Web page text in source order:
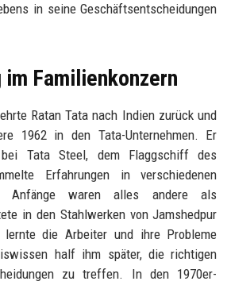
in seine Geschäftsentscheidungen
Familienkonzern
Ratan Tata nach Indien zurück und
1962 in den Tata-Unternehmen. Er
Tata Steel, dem Flaggschiff des
Erfahrungen in verschiedenen
Anfänge waren alles andere als
in den Stahlwerken von Jamshedpur
lernte die Arbeiter und ihre Probleme
half ihm später, die richtigen
zu treffen. In den 1970er-